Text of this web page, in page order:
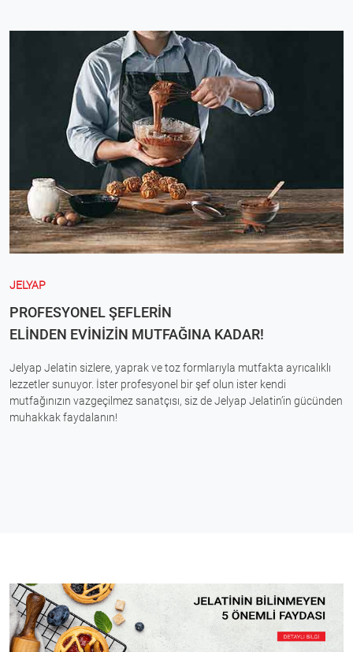
JELYAP
PROFESYONEL ŞEFLERİN
ELİNDEN EVİNİZİN MUTFAĞINA KADAR!
Jelyap Jelatin sizlere, yaprak ve toz formlarıyla mutfakta ayrıcalıklı
lezzetler sunuyor. İster profesyonel bir şef olun ister kendi
mutfağınızın vazgeçilmez sanatçısı, siz de Jelyap Jelatin’in gücünden
muhakkak faydalanın!